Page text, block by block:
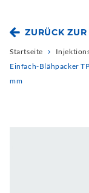
ZURÜCK
Startseite
Einfach-Blähpacker
mm